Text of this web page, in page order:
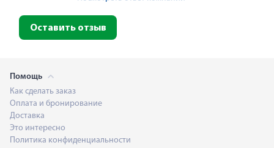
Оставить отзыв
Помощь
Как сделать заказ
Оплата и бронирование
Доставка
Это интересно
Политика конфиденциальности